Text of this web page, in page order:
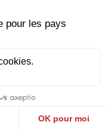
leurs fautes,
aussi.
hommes,
vos fautes. »